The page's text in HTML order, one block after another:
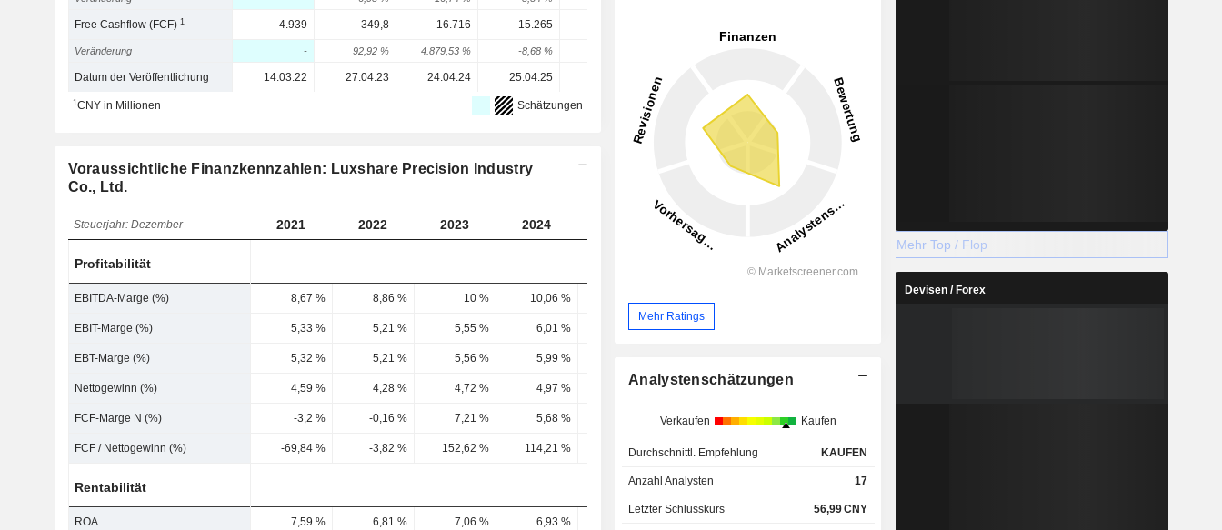
Free Cashflow (FCF)1 -4.939 -349,8 16.716 15.265
Veränderung - 92,92 % 4.879,53 % -8,68 %
Datum der Veröffentlichung 14.03.22 27.04.23 24.04.24 25.04.25
1CNY in Millionen Schätzungen
Voraussichtliche Finanzkennzahlen: Luxshare Precision Industry
Co., Ltd.
Steuerjahr: Dezember 2021 2022 2023 2024 2026
Profitabilität
EBITDA-Marge (%) 8,67 % 8,86 % 10 % 10,06 %
EBIT-Marge (%) 5,33 % 5,21 % 5,55 % 6,01 % 5,76 % 5,22 %
EBT-Marge (%) 5,32 % 5,21 % 5,56 % 5,99 %
Nettogewinn (%) 4,59 % 4,28 % 4,72 % 4,97 % 4,99 % 5,26 % 5,9 %
FCF-Marge N (%) -3,2 % -0,16 % 7,21 % 5,68 % 7,39 % 6,24 %
FCF / Nettogewinn (%) -69,84 % -3,82 % 152,62 % 114,21 % -3,49 % 140,44 % 105,49 %
Rentabilität
ROA 7,59 % 6,81 % 7,06 % 6,93 %
Mehr Ratings
Analystenschätzungen
Verkaufen Kaufen
Durchschnittl. Empfehlung KAUFEN
Anzahl Analysten 17
Letzter Schlusskurs 56,99CNY
Mehr Top / Flop
Devisen / Forex